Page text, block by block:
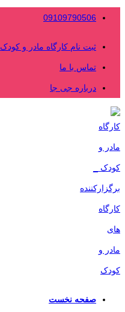
09109790506
ثبت نام کارگاه مادر و کودک
تماس با ما
درباره جی جا
صفحه نخست